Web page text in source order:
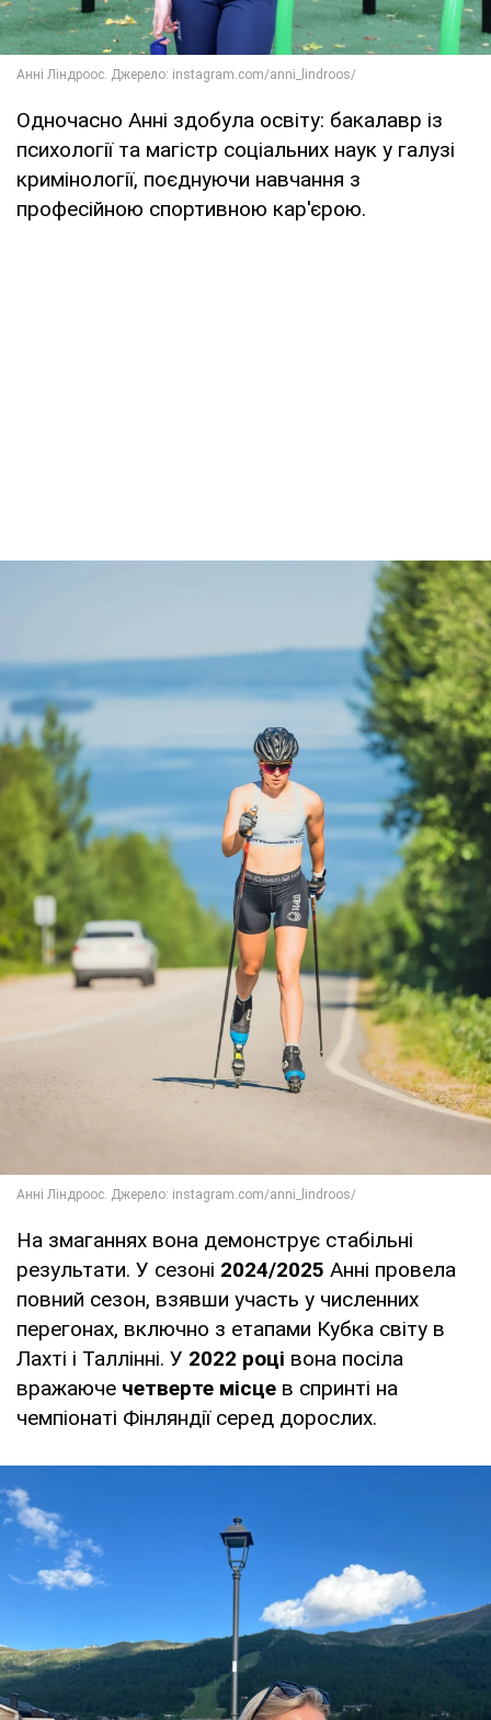
Одночасно Анні здобула освіту: бакалавр із
психології та магістр соціальних наук у галузі
кримінології, поєднуючи навчання з
професійною спортивною кар'єрою.
На змаганнях вона демонструє стабільні
результати. У сезоні 2024/2025 Анні провела
повний сезон, взявши участь у численних
перегонах, включно з етапами Кубка світу в
Лахті і Таллінні. У 2022 році вона посіла
вражаюче четверте місце в спринті на
чемпіонаті Фінляндії серед дорослих.